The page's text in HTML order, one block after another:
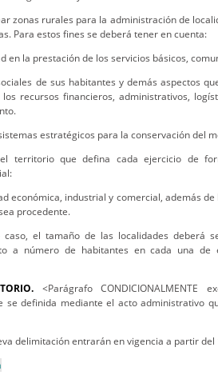
zonas rurales para la administración de
Para estos fines se deberá tener en cuenta:
en la prestación de los servicios básicos,
de sus habitantes y demás aspectos
recursos financieros, administrativos,
estratégicos para la conservación del
territorio que defina cada ejercicio de
económica, industrial y comercial, además
procedente.
caso, el tamaño de las localidades deberá
a número de habitantes en cada una de
<Parágrafo
se definida mediante el acto administrativo
delimitación entrarán en vigencia a partir del